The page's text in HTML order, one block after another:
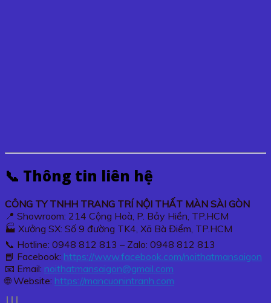
📞 Thông tin liên hệ
CÔNG TY TNHH TRANG TRÍ NỘI THẤT MÀN SÀI GÒN
📍 Showroom: 214 Cộng Hoà, P. Bảy Hiền, TP.HCM
🏭 Xưởng SX: Số 9 đường TK4, Xã Bà Điểm, TP.HCM
📞 Hotline: 0948 812 813 – Zalo: 0948 812 813
📘 Facebook: https://www.facebook.com/noithatmansaigon
📧 Email: noithatmansaigon@gmail.com
🌐 Website: https://mancuonintranh.com